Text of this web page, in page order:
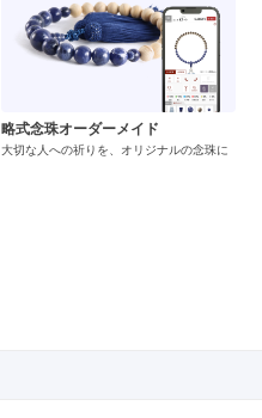
略式念珠オーダーメイド
大切な人への祈りを、オリジナルの念珠に